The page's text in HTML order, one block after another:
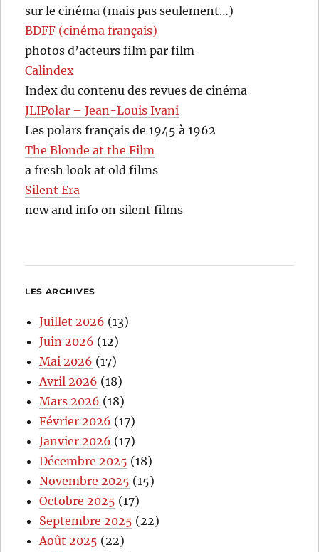
sur le cinéma (mais pas seulement…)
BDFF (cinéma français)
photos d’acteurs film par film
Calindex
Index du contenu des revues de cinéma
JLIPolar – Jean-Louis Ivani
Les polars français de 1945 à 1962
The Blonde at the Film
a fresh look at old films
Silent Era
new and info on silent films
LES ARCHIVES
Juillet 2026 (13)
Juin 2026 (12)
Mai 2026 (17)
Avril 2026 (18)
Mars 2026 (18)
Février 2026 (17)
Janvier 2026 (17)
Décembre 2025 (18)
Novembre 2025 (15)
Octobre 2025 (17)
Septembre 2025 (22)
Août 2025 (22)